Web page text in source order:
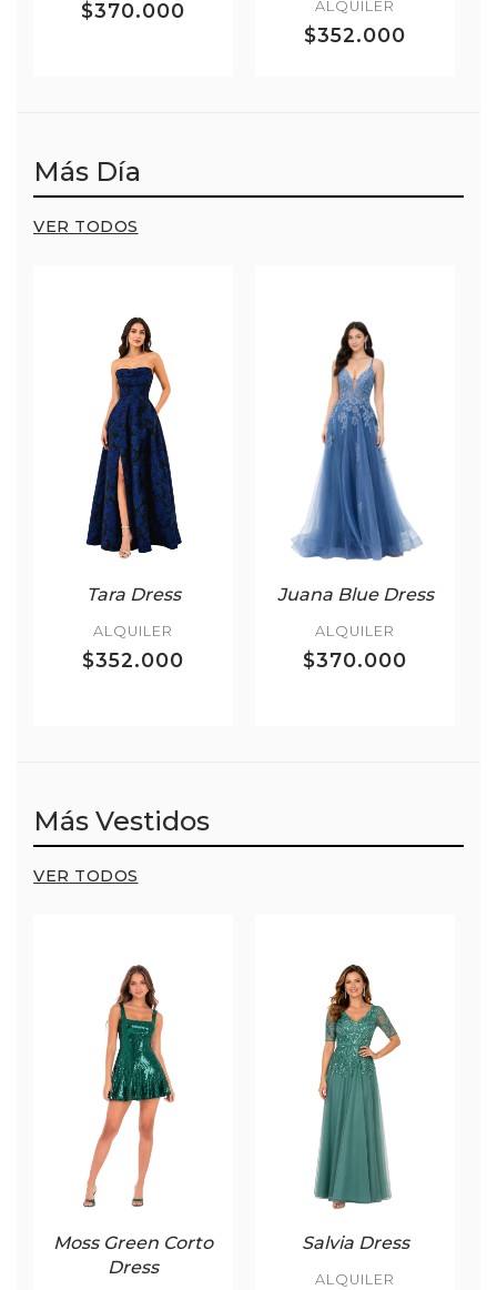
$370.000 ALQUILER
$352.000
Más Día
VER TODOS
Tara Dress
ALQUILER
$352.000
Juana Blue Dress
ALQUILER
$370.000
Más Vestidos
VER TODOS
Moss Green Corto
Dress
Salvia Dress
ALQUILER